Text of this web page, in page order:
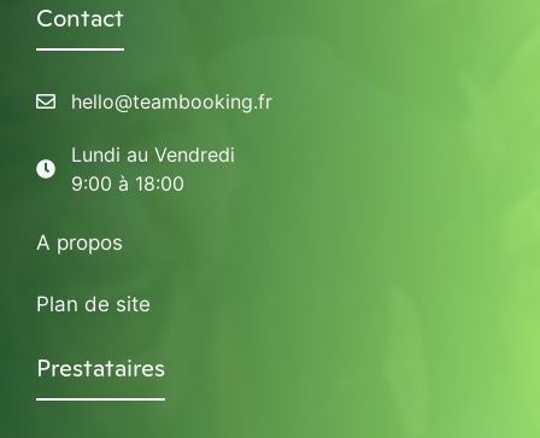
Contact
hello@teambooking.fr
Lundi au Vendredi
9:00 à 18:00
A propos
Plan de site
Prestataires